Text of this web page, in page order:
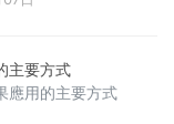
主要方式
應用的主要方式